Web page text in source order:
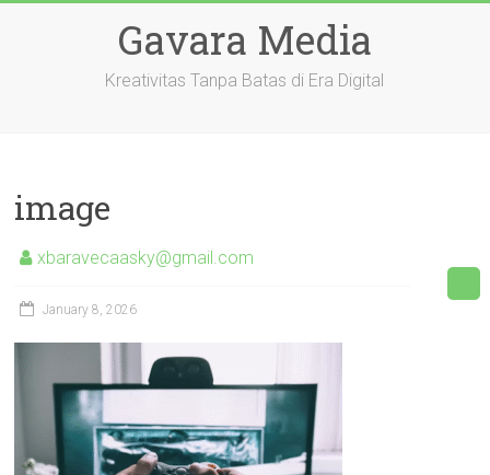
Gavara Media
Kreativitas Tanpa Batas di Era Digital
image
xbaravecaasky@gmail.com
January 8, 2026